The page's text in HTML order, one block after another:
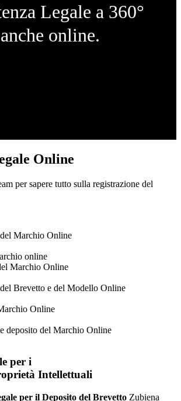
Legale a 360°
anche online.
Online
per sapere tutto sulla registrazione del
Marchio Online
online
Marchio Online
Brevetto e del Modello Online
Online
deposito del Marchio Online
per i
Intellettuali
per il Deposito del Brevetto Zubiena